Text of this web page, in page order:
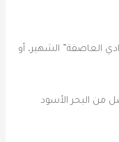
العاصفة” الشهير، أو
من البحر الأسود